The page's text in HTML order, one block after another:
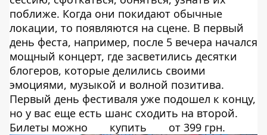
поближе. Когда они покидают обычные
локации, то появляются на сцене. В первый
день феста, например, после 5 вечера начался
мощный концерт, где засветились десятки
блогеров, которые делились своими
эмоциями, музыкой и волной позитива.
Первый день фестиваля уже подошел к концу,
но у вас еще есть шанс сходить на второй.
Билеты можно
купить от 399 грн.